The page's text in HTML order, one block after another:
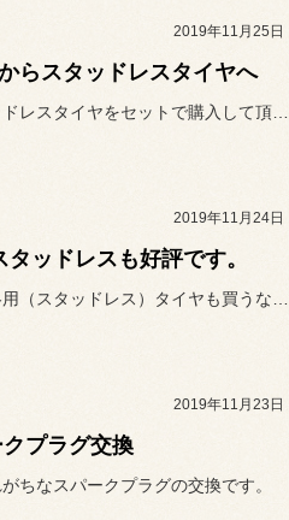
2019年11月25日
らスタッドレスタイヤへ
2019年11月24日
ッドレスも好評です。
夏用（ノーマル）タイヤも冬用（スタッドレス）タイヤも買うなら今がオ...
2019年11月23日
プラグ交換
ちなスパークプラグの交換です。